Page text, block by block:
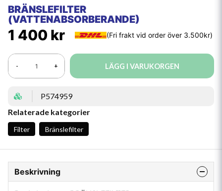
BRÄNSLEFILTER
(VATTENABSORBERANDE)
1 400 kr
- + LÄGG I VARUKORGEN
P574959
Relaterade kategorier
Filter Bränslefilter
Beskrivning